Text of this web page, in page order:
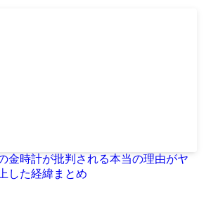
金時計が批判される本当の理由がヤ
した経緯まとめ